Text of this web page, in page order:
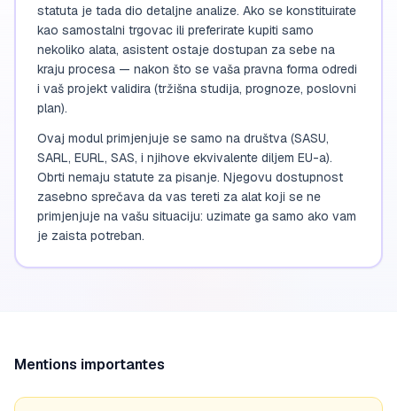
statuta je tada dio detaljne analize. Ako se konstituirate
kao samostalni trgovac ili preferirate kupiti samo
nekoliko alata, asistent ostaje dostupan za sebe na
kraju procesa — nakon što se vaša pravna forma odredi
i vaš projekt validira (tržišna studija, prognoze, poslovni
plan).
Ovaj modul primjenjuje se samo na društva (SASU,
SARL, EURL, SAS, i njihove ekvivalente diljem EU-a).
Obrti nemaju statute za pisanje. Njegovu dostupnost
zasebno sprečava da vas tereti za alat koji se ne
primjenjuje na vašu situaciju: uzimate ga samo ako vam
je zaista potreban.
Mentions importantes